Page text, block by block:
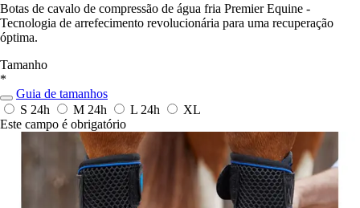
Botas de cavalo de compressão de água fria Premier Equine -
Tecnologia de arrefecimento revolucionária para uma recuperação
óptima.
Tamanho
*
Guia de tamanhos
S 24h M 24h L 24h
XL
Este campo é obrigatório